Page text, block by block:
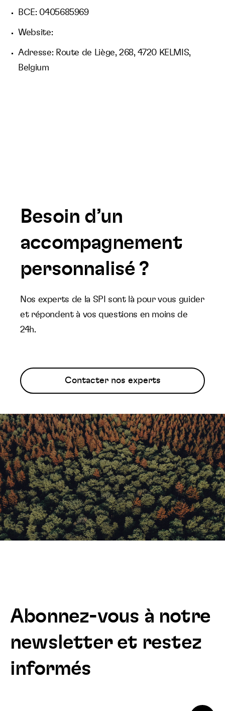
BCE: 0405685969
Website:
Adresse: Route de Liège, 268, 4720 KELMIS,
Belgium
Besoin d’un
accompagnement
personnalisé ?
Nos experts de la SPI sont là pour vous guider
et répondent à vos questions en moins de
24h.
Contacter nos experts
Abonnez-vous à notre
newsletter et restez
informés